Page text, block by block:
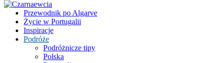
Przewodnik po Algarve
Życie w Portugalii
Inspiracje
Podróże
Podróżnicze tipy
Polska